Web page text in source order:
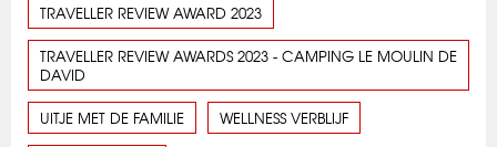
TRAVELLER REVIEW AWARD 2023
TRAVELLER REVIEW AWARDS 2023 - CAMPING LE MOULIN DE
DAVID
UITJE MET DE FAMILIE WELLNESS VERBLIJF